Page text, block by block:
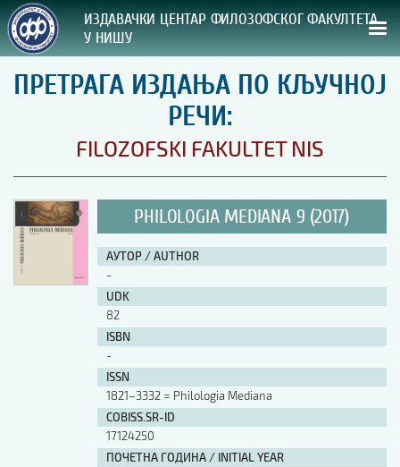
ИЗДАВАЧКИ ЦЕНТАР ФИЛОЗОФСКОГ ФАКУЛТЕТА
У НИШУ
СВА НАША ИЗДАЊА
ВРСТА ИЗДАЊА:
ПРЕГЛЕД
УПУТСТВА
Правилник о издавачкој делатности
Упутство ауторима
Упутство уредницима
Изјава о ауторству
Изјава о лектури
Изјава о коришћењу ауторског дела
Упутство за бирање лиценце
Уговор са аутором
ПРЕТРАГА ИЗДАЊА ПО КЉУЧНОЈ
РЕЧИ:
FILOZOFSKI FAKULTET NIS
PHILOLOGIA MEDIANA 9 (2017)
АУТОР / AUTHOR
-
UDK
82
ISBN
-
ISSN
1821–3332 = Philologia Mediana
COBISS.SR-ID
17124250
ПОЧЕТНА ГОДИНА / INITIAL YEAR